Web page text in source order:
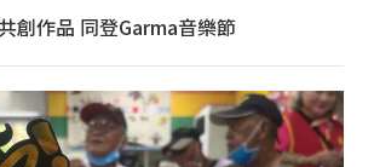
創作品 同登Garma音樂節